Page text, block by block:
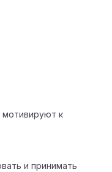
к
и принимать